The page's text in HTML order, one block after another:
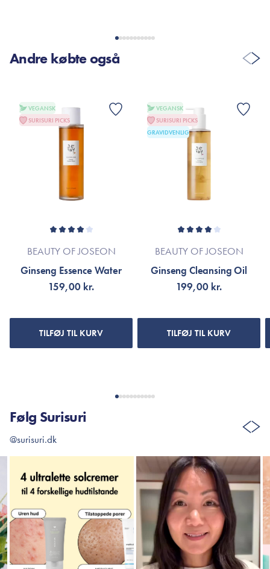
Andre købte også
VEGANSK
SURISURI PICKS
BEAUTY OF JOSEON
Ginseng Essence Water
159,00 kr.
TILFØJ TIL KURV
VEGANSK
SURISURI PICKS
GRAVIDVENLIG
BEAUTY OF JOSEON
Ginseng Cleansing Oil
199,00 kr.
TILFØJ TIL KURV
Følg Surisuri
@surisuri.dk